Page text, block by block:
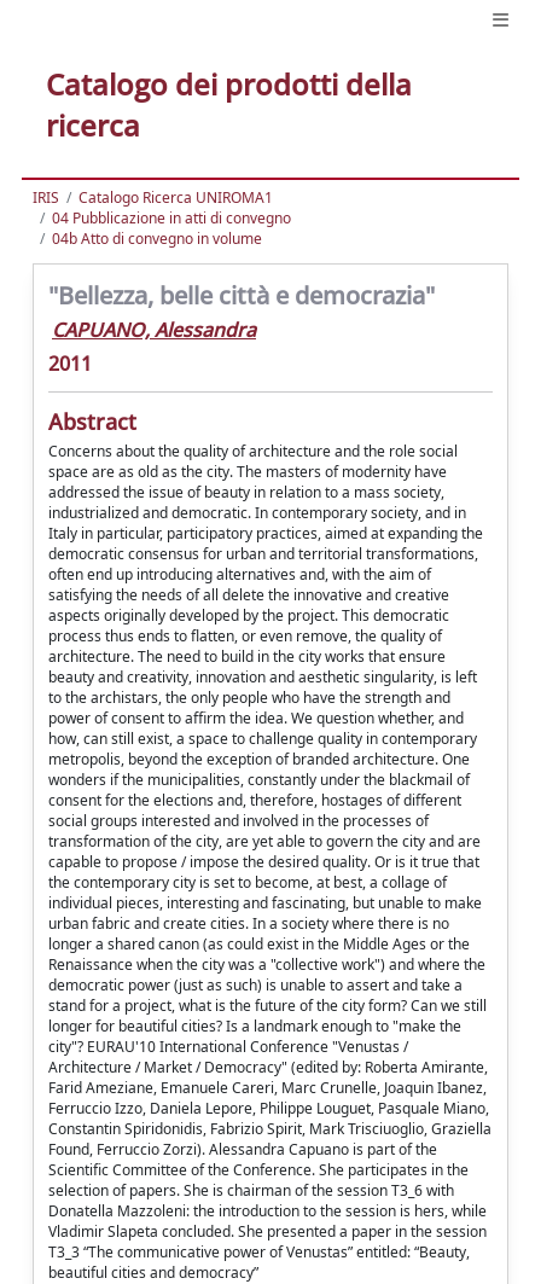
Catalogo dei prodotti della
ricerca
IRIS
Catalogo Ricerca UNIROMA1
04 Pubblicazione in atti di convegno
04b Atto di convegno in volume
"Bellezza, belle città e democrazia"
CAPUANO, Alessandra
2011
Abstract
Concerns about the quality of architecture and the role social
space are as old as the city. The masters of modernity have
addressed the issue of beauty in relation to a mass society,
industrialized and democratic. In contemporary society, and in
Italy in particular, participatory practices, aimed at expanding the
democratic consensus for urban and territorial transformations,
often end up introducing alternatives and, with the aim of
satisfying the needs of all delete the innovative and creative
aspects originally developed by the project. This democratic
process thus ends to flatten, or even remove, the quality of
architecture. The need to build in the city works that ensure
beauty and creativity, innovation and aesthetic singularity, is left
to the archistars, the only people who have the strength and
power of consent to affirm the idea. We question whether, and
how, can still exist, a space to challenge quality in contemporary
metropolis, beyond the exception of branded architecture. One
wonders if the municipalities, constantly under the blackmail of
consent for the elections and, therefore, hostages of different
social groups interested and involved in the processes of
transformation of the city, are yet able to govern the city and are
capable to propose / impose the desired quality. Or is it true that
the contemporary city is set to become, at best, a collage of
individual pieces, interesting and fascinating, but unable to make
urban fabric and create cities. In a society where there is no
longer a shared canon (as could exist in the Middle Ages or the
Renaissance when the city was a "collective work") and where the
democratic power (just as such) is unable to assert and take a
stand for a project, what is the future of the city form? Can we still
longer for beautiful cities? Is a landmark enough to "make the
city"? EURAU'10 International Conference "Venustas /
Architecture / Market / Democracy" (edited by: Roberta Amirante,
Farid Ameziane, Emanuele Careri, Marc Crunelle, Joaquin Ibanez,
Ferruccio Izzo, Daniela Lepore, Philippe Louguet, Pasquale Miano,
Constantin Spiridonidis, Fabrizio Spirit, Mark Trisciuoglio, Graziella
Found, Ferruccio Zorzi). Alessandra Capuano is part of the
Scientific Committee of the Conference. She participates in the
selection of papers. She is chairman of the session T3_6 with
Donatella Mazzoleni: the introduction to the session is hers, while
Vladimir Slapeta concluded. She presented a paper in the session
T3_3 “The communicative power of Venustas” entitled: “Beauty,
beautiful cities and democracy”